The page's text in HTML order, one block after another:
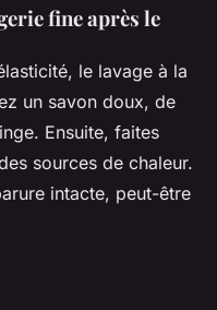
fine après le
le lavage à la
un savon doux, de
Ensuite, faites
sources de chaleur.
intacte, peut-être